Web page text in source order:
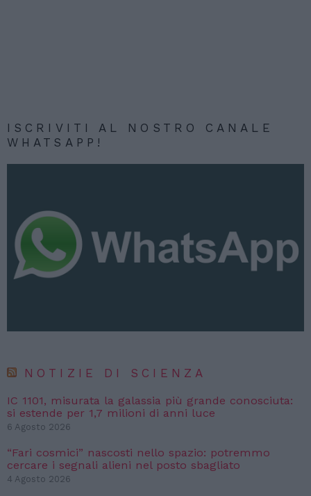
ISCRIVITI AL NOSTRO CANALE
WHATSAPP!
NOTIZIE DI SCIENZA
IC 1101, misurata la galassia più grande conosciuta:
si estende per 1,7 milioni di anni luce
6 Agosto 2026
“Fari cosmici” nascosti nello spazio: potremmo
cercare i segnali alieni nel posto sbagliato
4 Agosto 2026